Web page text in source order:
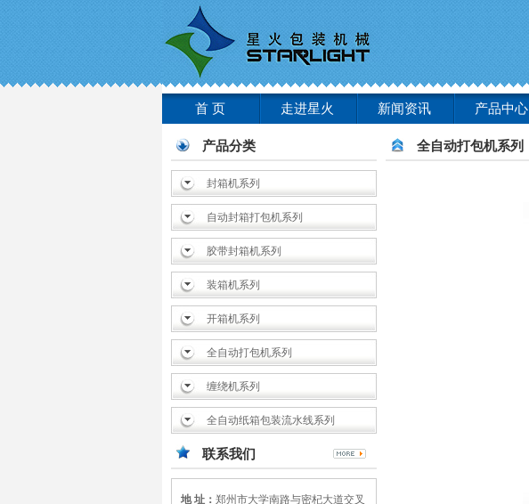
首 页 走进星火 新闻资讯 产品中心
产品分类
封箱机系列
自动封箱打包机系列
胶带封箱机系列
装箱机系列
开箱机系列
全自动打包机系列
缠绕机系列
全自动纸箱包装流水线系列
联系我们
地 址： 郑州市大学南路与密杞大道交叉
全自动打包机系列